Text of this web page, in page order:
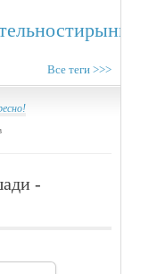
рынки
Все теги >>>
-